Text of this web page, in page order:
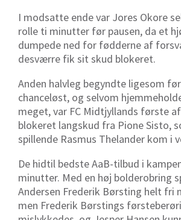
I modsatte ende var Jores Okore
rolle ti minutter før pausen, da et
dumpede ned for fødderne af
desværre fik sit skud blokeret.
Anden halvleg begyndte ligesom
chanceløst, og selvom
meget, var FC Midtjyllands første
blokeret langskud fra Pione Sisto,
spillende Rasmus Thelander kom i
De hidtil bedste AaB-tilbud i
minutter. Med en høj bolderobring
Andersen Frederik Børsting helt fri
men Frederik Børstings